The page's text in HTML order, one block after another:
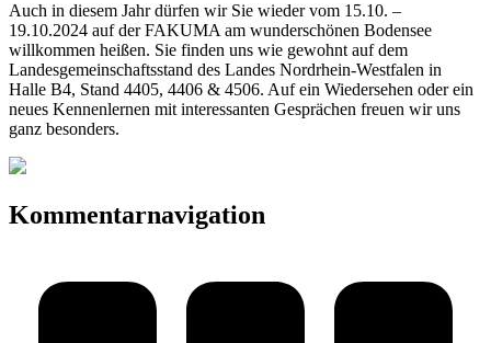
Auch in diesem Jahr dürfen wir Sie wieder vom 15.10. –
19.10.2024 auf der FAKUMA am wunderschönen Bodensee
willkommen heißen. Sie finden uns wie gewohnt auf dem
Landesgemeinschaftsstand des Landes Nordrhein-Westfalen in
Halle B4, Stand 4405, 4406 & 4506. Auf ein Wiedersehen oder ein
neues Kennenlernen mit interessanten Gesprächen freuen wir uns
ganz besonders.
Kommentarnavigation